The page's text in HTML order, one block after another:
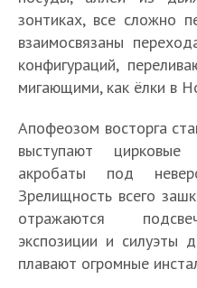
зонтиках, все сложно
взаимосвязаны
конфигураций,
мигающими, как ёлки в
Апофеозом восторга
выступают
акробаты под
Зрелищность всего
отражаются
экспозиции и силуэты
плавают огромные